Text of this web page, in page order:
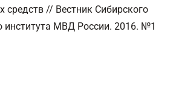
средств // Вестник Сибирского
института МВД России. 2016. №1